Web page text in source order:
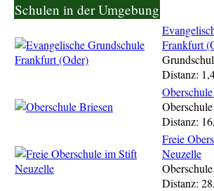
Schulen in der Umgebung
Frankfurt
Distanz:
Oberschule
Distanz:
Freie
Neuzelle
Oberschule
Distanz: